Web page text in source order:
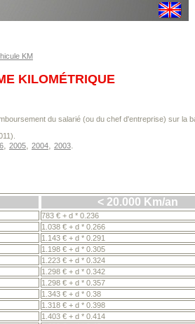
KM
KILOMÉTRIQUE
du salarié (ou du chef d'entreprise) sur la
, 2005, 2004, 2003.
< 20.000 Km/an
783 € + d * 0.236
1.038 € + d * 0.266
1.143 € + d * 0.291
1.198 € + d * 0.305
1.223 € + d * 0.324
1.298 € + d * 0.342
1.298 € + d * 0.357
1.343 € + d * 0.38
1.318 € + d * 0.398
1.403 € + d * 0.414